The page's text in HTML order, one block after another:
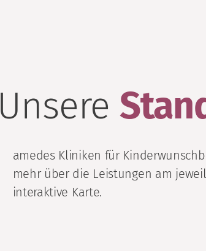
Unsere
amedes Kliniken für
mehr über die Leistungen am
interaktive Karte.